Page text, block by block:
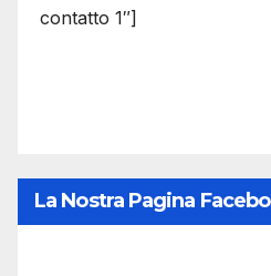
contatto 1″]
La Nostra Pagina